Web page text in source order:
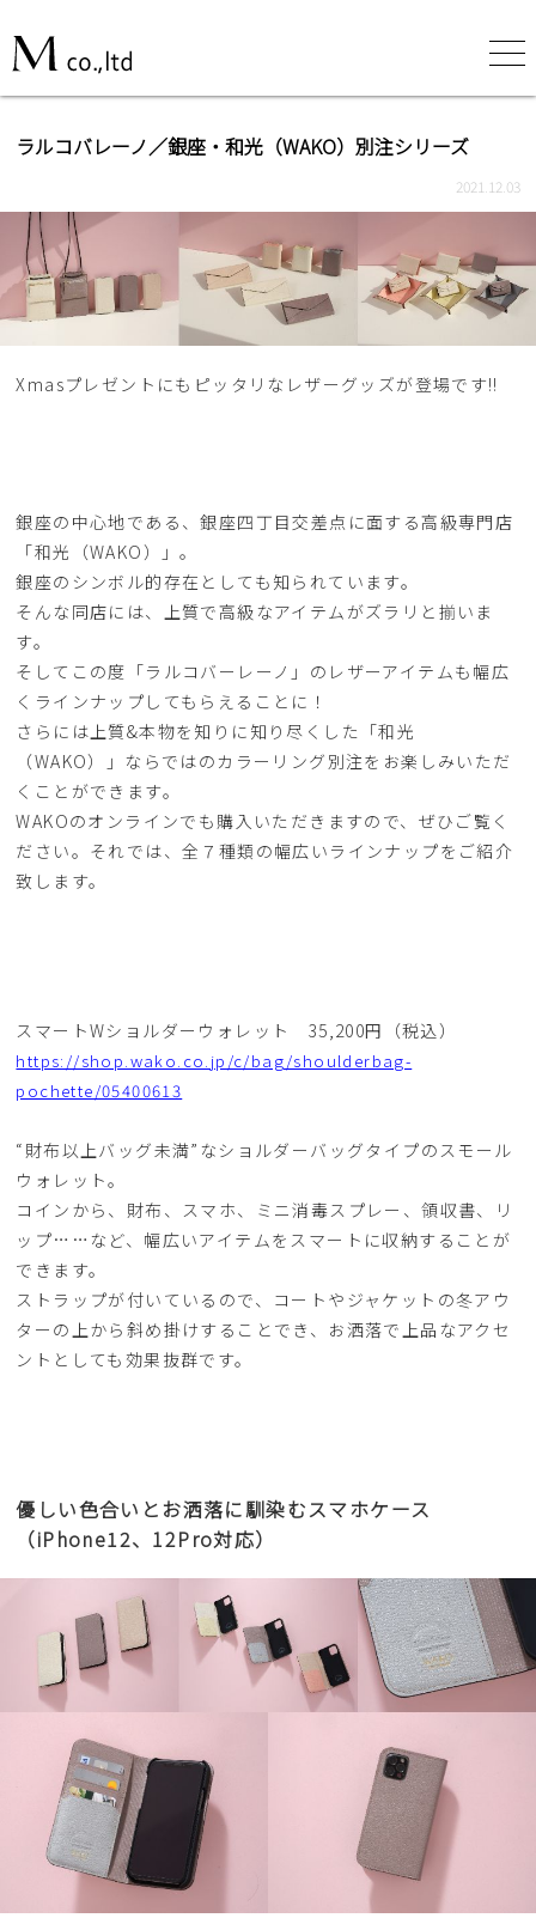
ラルコバレーノ／銀座・和光（WAKO）別注シリーズ
2021.12.03
Xmasプレゼントにもピッタリなレザーグッズが登場です‼
銀座の中心地である、銀座四丁目交差点に面する高級専門店
「和光（WAKO）」。
銀座のシンボル的存在としても知られています。
そんな同店には、上質で高級なアイテムがズラリと揃いま
す。
そしてこの度「ラルコバーレーノ」のレザーアイテムも幅広
くラインナップしてもらえることに！
さらには上質&本物を知りに知り尽くした「和光
（WAKO）」ならではのカラーリング別注をお楽しみいただ
くことができます。
WAKOのオンラインでも購入いただきますので、ぜひご覧く
ださい。それでは、全７種類の幅広いラインナップをご紹介
致します。
スマートWショルダーウォレット 35,200円（税込）
https://shop.wako.co.jp/c/bag/shoulderbag-
pochette/05400613
“財布以上バッグ未満”なショルダーバッグタイプのスモール
ウォレット。
コインから、財布、スマホ、ミニ消毒スプレー、領収書、リ
ップ……など、幅広いアイテムをスマートに収納することが
できます。
ストラップが付いているので、コートやジャケットの冬アウ
ターの上から斜め掛けすることでき、お洒落で上品なアクセ
ントとしても効果抜群です。
優しい色合いとお洒落に馴染むスマホケース
（iPhone12、12Pro対応）